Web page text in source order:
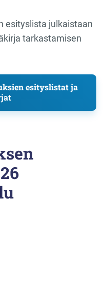
esityslista julkaistaan
tarkastamisen
esityslistat ja